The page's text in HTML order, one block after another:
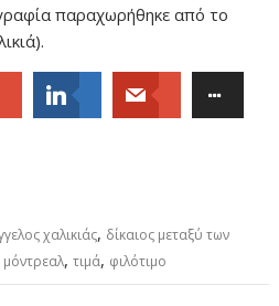
παραχωρήθηκε από το
χαλικιάς, δίκαιος μεταξύ των
μόντρεαλ,τιμά, φιλότιμο